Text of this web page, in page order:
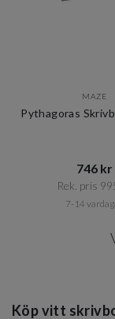
MAZE
Pythagoras
746 kr​​
Rek. pris
7-14
Köp vitt